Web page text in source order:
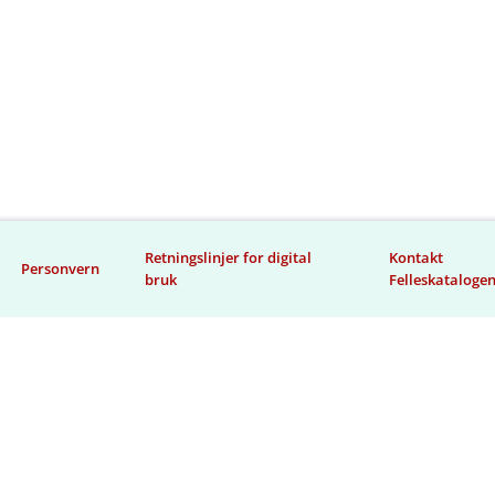
Personvern
Retningslinjer for digital
bruk
Kontakt
Felleskatalogen